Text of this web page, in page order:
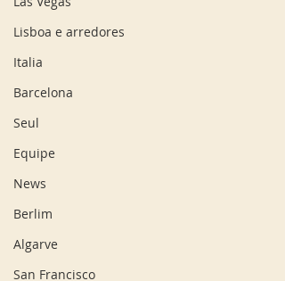
Lisboa e arredores
Italia
Barcelona
Seul
Equipe
News
Berlim
Algarve
San Francisco